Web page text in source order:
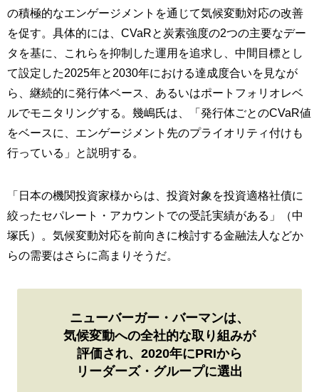
の積極的なエンゲージメントを通じて気候変動対応の改善
を促す。具体的には、CVaRと炭素強度の2つの主要なデー
タを基に、これらを抑制した運用を追求し、中間目標とし
て設定した2025年と2030年における達成度合いを見なが
ら、継続的に発行体ベース、あるいはポートフォリオレベ
ルでモニタリングする。幾嶋氏は、「発行体ごとのCVaR値
をベースに、エンゲージメント先のプライオリティ付けも
行っている」と説明する。
「日本の機関投資家様からは、投資対象を投資適格社債に
絞ったセパレート・アカウントでの受託実績がある」（中
塚氏）。気候変動対応を前向きに検討する金融法人などか
らの需要はさらに高まりそうだ。
ニューバーガー・バーマンは、
気候変動への全社的な取り組みが
評価され、2020年にPRIから
リーダーズ・グループに選出